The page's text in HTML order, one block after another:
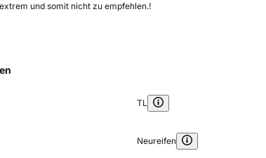
und somit nicht zu empfehlen.!
TL
Neureifen